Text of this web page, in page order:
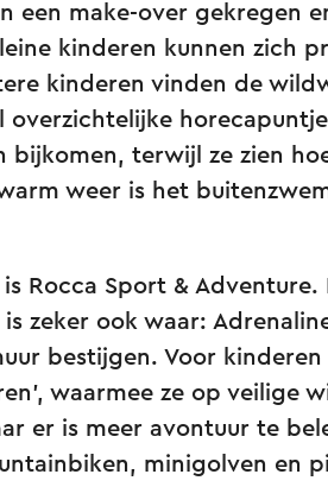
een make-over gekregen
kinderen kunnen zich
kinderen vinden de
overzichtelijke
terwijl ze zien
weer is het
Rocca Sport & Adventure.
zeker ook waar:
bestijgen. Voor kinderen
waarmee ze op veilige
er is meer avontuur te
minigolven en